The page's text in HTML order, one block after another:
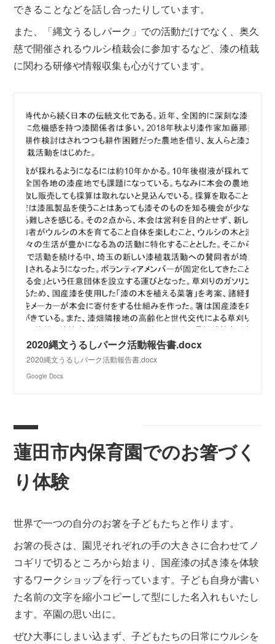
できることなどを話し合ったりしています。
また、「縄文うるしパーク」での活動だけでなく、奥久
慈で開催されるウルシ植栽会に参加するなど、漆の植栽
に関わる研修や情報収集も心がけています。
2020縄文うるしパーク活動報告書.docx
2020縄文うるしパーク活動報告書.docx
Google Docs
蓮田市内保育園でのお箸づく
り体験
世界で一つの自分のお箸を子どもたちと作ります。
お箸の長さは、園児それぞれの手の大きさに合わせてノ
コギリで切るところから始まり、国産漆の拭き漆を体験
するワークショップを行っています。子ども自身が書い
た名前の文字を縮小コピーして型にした名入れもいたし
ます。卒園の思い出に。
ぜひ大事にしまい込まず、子どもたちの日常にウルシを